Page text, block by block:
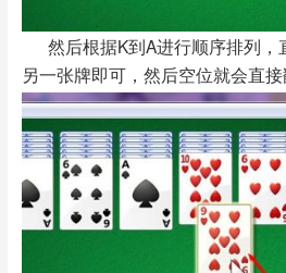
然后根据K到A进行顺序排列，
另一张牌即可，然后空位就会直